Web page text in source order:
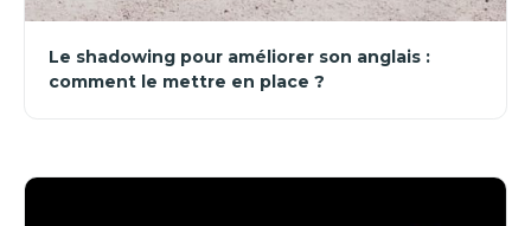
Le shadowing pour améliorer son anglais :
comment le mettre en place ?